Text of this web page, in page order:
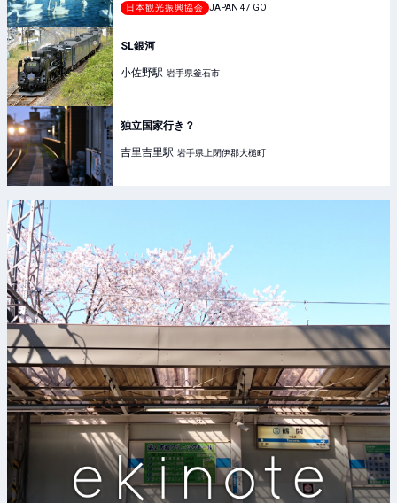
日本観光振興協会
JAPAN 47 GO
SL銀河
小佐野駅 岩手県釜石市
独立国家行き？
吉里吉里駅 岩手県上閉伊郡大槌町